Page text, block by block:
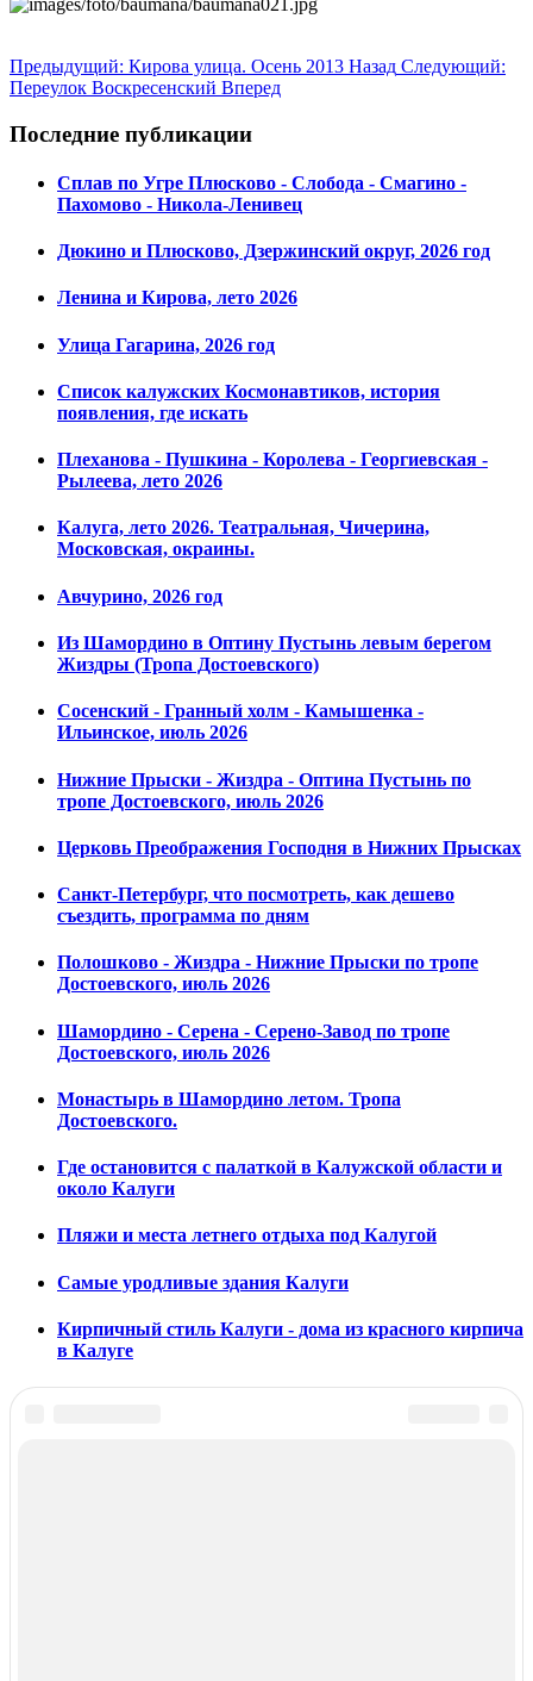
Предыдущий: Кирова улица. Осень 2013 Назад Следующий:
Переулок Воскресенский Вперед
Последние публикации
Сплав по Угре Плюсково - Слобода - Смагино -
Пахомово - Никола-Ленивец
Дюкино и Плюсково, Дзержинский округ, 2026 год
Ленина и Кирова, лето 2026
Улица Гагарина, 2026 год
Список калужских Космонавтиков, история
появления, где искать
Плеханова - Пушкина - Королева - Георгиевская -
Рылеева, лето 2026
Калуга, лето 2026. Театральная, Чичерина,
Московская, окраины.
Авчурино, 2026 год
Из Шамордино в Оптину Пустынь левым берегом
Жиздры (Тропа Достоевского)
Сосенский - Гранный холм - Камышенка -
Ильинское, июль 2026
Нижние Прыски - Жиздра - Оптина Пустынь по
тропе Достоевского, июль 2026
Церковь Преображения Господня в Нижних Прысках
Санкт-Петербург, что посмотреть, как дешево
съездить, программа по дням
Полошково - Жиздра - Нижние Прыски по тропе
Достоевского, июль 2026
Шамордино - Серена - Серено-Завод по тропе
Достоевского, июль 2026
Монастырь в Шамордино летом. Тропа
Достоевского.
Где остановится с палаткой в Калужской области и
около Калуги
Пляжи и места летнего отдыха под Калугой
Самые уродливые здания Калуги
Кирпичный стиль Калуги - дома из красного кирпича
в Калуге